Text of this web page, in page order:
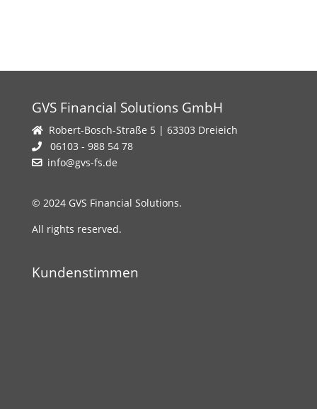
GVS Financial Solutions GmbH
Robert-Bosch-Straße 5 | 63303 Dreieich
06103 - 988 54 78
info@gvs-fs.de
© 2024 GVS Financial Solutions.
All rights reserved.
Kundenstimmen